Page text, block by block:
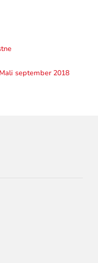
september 2018